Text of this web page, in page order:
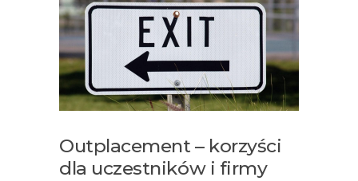
Outplacement – korzyści
dla uczestników i firmy